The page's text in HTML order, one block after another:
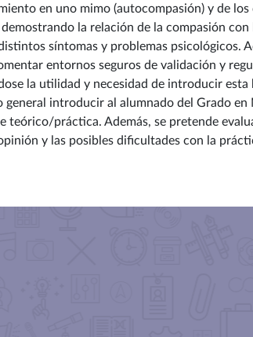
en uno mimo (autocompasión) y de
la relación de la compasión
síntomas y problemas psicológicos.
entornos seguros de validación y
la utilidad y necesidad de introducir
general introducir al alumnado del Grado
teórico/práctica. Además, se pretende
y las posibles dificultades con la